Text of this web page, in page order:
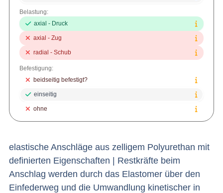
Belastung:
axial - Druck
axial - Zug
radial - Schub
Befestigung:
beidseitig befestigt?
einseitig
ohne
elastische Anschläge aus zelligem Polyurethan mit
definierten Eigenschaften | Restkräfte beim
Anschlag werden durch das Elastomer über den
Einfederweg und die Umwandlung kinetischer in